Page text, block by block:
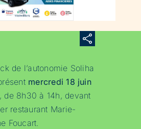
de l’autonomie Soliha
mercredi 18 juin
, de 8h30 à 14h, devant
restaurant Marie-
Foucart.